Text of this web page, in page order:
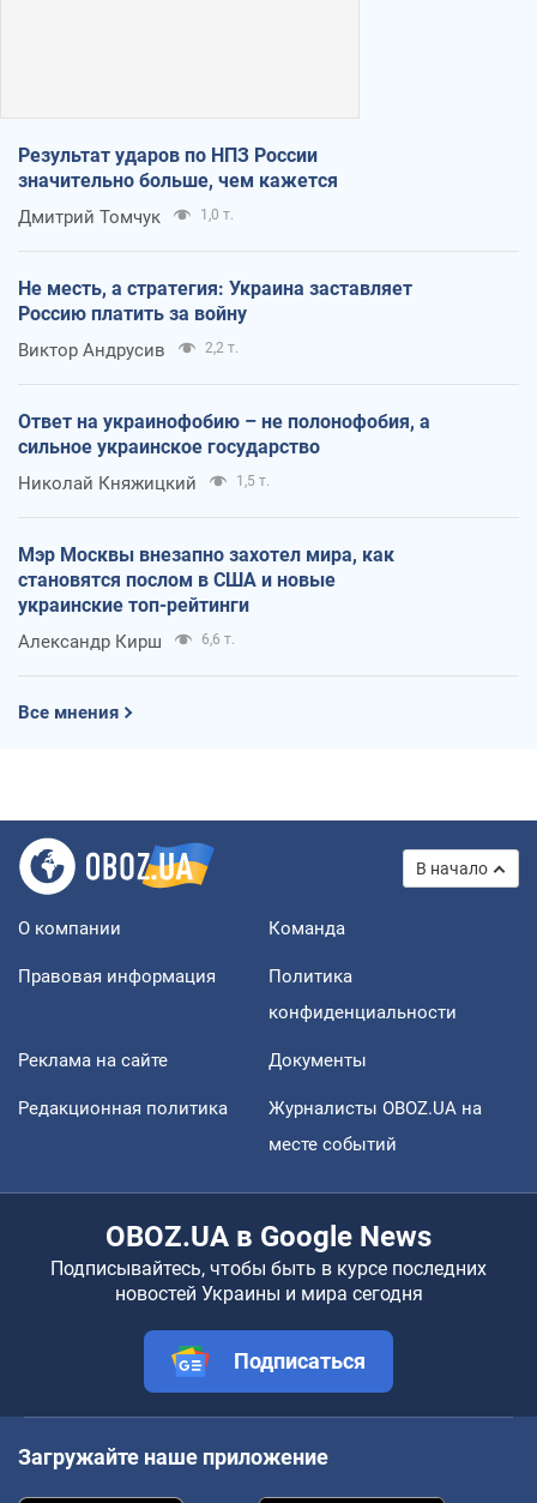
Результат ударов по НПЗ России
значительно больше, чем кажется
Дмитрий Томчук 1,0 т.
Не месть, а стратегия: Украина заставляет
Россию платить за войну
Виктор Андрусив 2,2 т.
Ответ на украинофобию – не полонофобия, а
сильное украинское государство
Николай Княжицкий 1,5 т.
Мэр Москвы внезапно захотел мира, как
становятся послом в США и новые
украинские топ-рейтинги
Александр Кирш 6,6 т.
Все мнения
В начало
О компании Команда
Правовая информация
Политика
конфиденциальности
Реклама на сайте Документы
Редакционная политика
Журналисты OBOZ.UA на
месте событий
OBOZ.UA в Google News
Подписывайтесь, чтобы быть в курсе последних
новостей Украины и мира сегодня
Подписаться
Загружайте наше приложение